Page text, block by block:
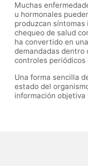
Muchas
u hormonales
produzcan
chequeo de salud
ha convertido en
demandadas dentro
controles periódicos
Una forma sencilla
estado del
información objetiva